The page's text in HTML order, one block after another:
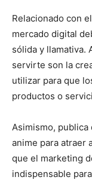
Relacionado con
mercado digital
sólida y llamativa.
servirte son la
utilizar para que
productos o
Asimismo,
anime para atraer
que el marketing
indispensable